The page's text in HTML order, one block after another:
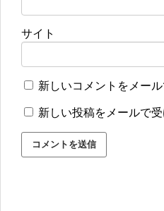
サイト
新しいコメントをメー
新しい投稿をメールで